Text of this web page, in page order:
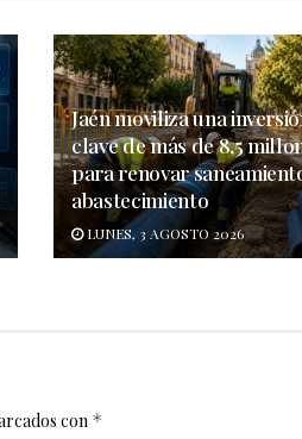
Jaén moviliza una
clave de más de 8,5
para renovar
abastecimiento
LUNES, 3 AGOSTO 2026
con *